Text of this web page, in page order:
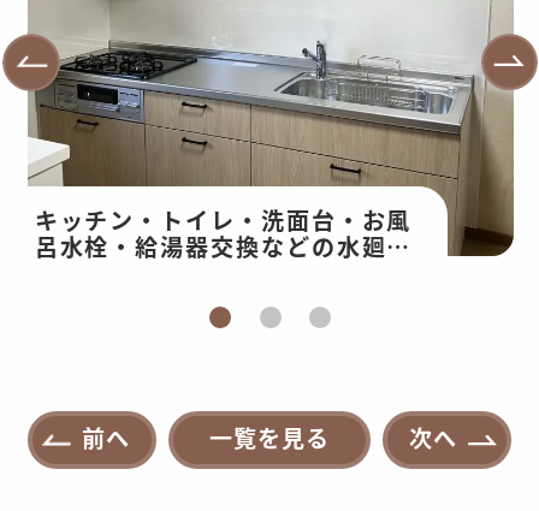
キッチン・トイレ・洗面台・お風
呂水栓・給湯器交換などの水廻り
前へ 一覧を見る 次へ